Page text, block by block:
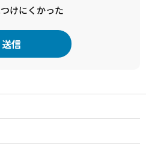
けにくかった